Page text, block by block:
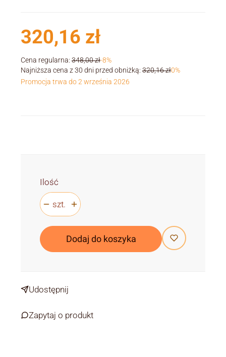
320,16 zł
Cena regularna: 348,00 zł-8%
Najniższa cena z 30 dni przed obniżką: 320,16 zł0%
Promocja trwa do 2 września 2026
Ilość
szt.
Dodaj do koszyka
Udostępnij
Zapytaj o produkt